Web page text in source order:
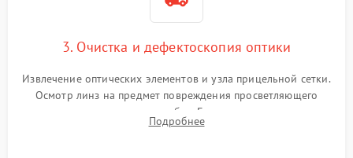
3. Очистка и дефектоскопия оптики
Извлечение оптических элементов и узла прицельной сетки.
Осмотр линз на предмет повреждения просветляющего
покрытия или появления грибка. Бережная очистка стекол
спецрастворами. Проверка целостности гравированной
Подробнее